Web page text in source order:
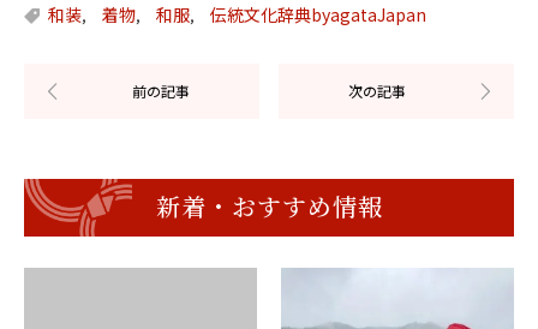
和装, 着物, 和服, 伝統文化辞典byagataJapan
新着・おすすめ情報